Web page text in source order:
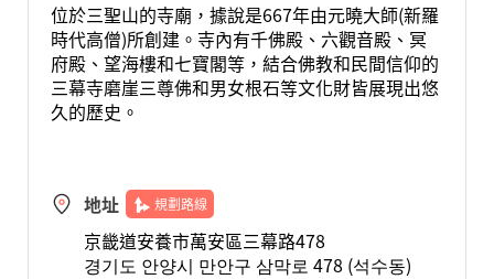
位於三聖山的寺廟，據說是667年由元曉大師(新羅
時代高僧)所創建。寺內有千佛殿、六觀音殿、冥
府殿、望海樓和七寶閣等，結合佛教和民間信仰的
三幕寺磨崖三尊佛和男女根石等文化財皆展現出悠
久的歷史。
地址 規劃路線
京畿道安養市萬安區三幕路478
경기도 안양시 만안구 삼막로 478 (석수동)